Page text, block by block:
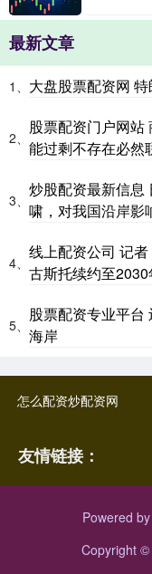
最新文章
1、 大盘股票配资网
2、
股票配资门户网站
能过剩不存在必然
3、
炒股配资最新信息
啸，对我国沿岸影
4、
线上配资公司 记
古斯托续约至2030
5、
股票配资专业平台
海岸
怎么配资炒配资网
友情链接：
Powered by
Copyright ©